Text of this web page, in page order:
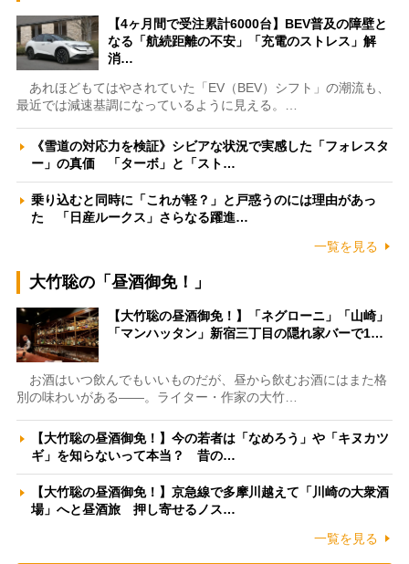
【4ヶ月間で受注累計6000台】BEV普及の障壁と
なる「航続距離の不安」「充電のストレス」解
消…
あれほどもてはやされていた「EV（BEV）シフト」の潮流も、
最近では減速基調になっているように見える。…
《雪道の対応力を検証》シビアな状況で実感した「フォレスタ
ー」の真価 「ターボ」と「スト…
乗り込むと同時に「これが軽？」と戸惑うのには理由があっ
た 「日産ルークス」さらなる躍進…
一覧を見る
大竹聡の「昼酒御免！」
【大竹聡の昼酒御免！】「ネグローニ」「山崎」
「マンハッタン」新宿三丁目の隠れ家バーで1…
お酒はいつ飲んでもいいものだが、昼から飲むお酒にはまた格
別の味わいがある――。ライター・作家の大竹…
【大竹聡の昼酒御免！】今の若者は「なめろう」や「キヌカツ
ギ」を知らないって本当？ 昔の…
【大竹聡の昼酒御免！】京急線で多摩川越えて「川崎の大衆酒
場」へと昼酒旅 押し寄せるノス…
一覧を見る